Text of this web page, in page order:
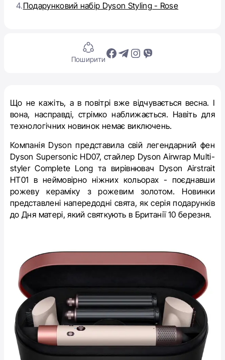
Поширити
Що не кажіть, а в повітрі вже відчувається весна. І
вона, насправді, стрімко наближається. Навіть для
технологічних новинок немає виключень.
Компанія Dyson представила свій легендарний фен
Dyson Supersonic HD07, стайлер Dyson Airwrap Multi-
styler Complete Long та вирівнювач Dyson Airstrait
HT01 в неймовірно ніжних кольорах - поєднавши
рожеву кераміку з рожевим золотом. Новинки
представлені напередодні свята, як серія подарунків
до Дня матері, який святкують в Британії 10 березня.
4.Подарунковий набір Dyson Styling - Rose